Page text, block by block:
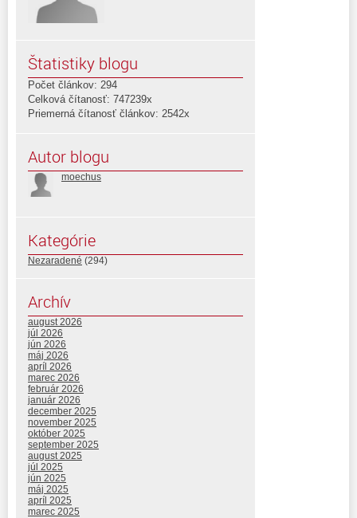
Štatistiky blogu
Počet článkov: 294
Celková čítanosť: 747239x
Priemerná čítanosť článkov: 2542x
Autor blogu
moechus
Kategórie
Nezaradené (294)
Archív
august 2026
júl 2026
jún 2026
máj 2026
apríl 2026
marec 2026
február 2026
január 2026
december 2025
november 2025
október 2025
september 2025
august 2025
júl 2025
jún 2025
máj 2025
apríl 2025
marec 2025